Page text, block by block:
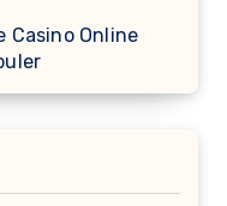
Casino Online